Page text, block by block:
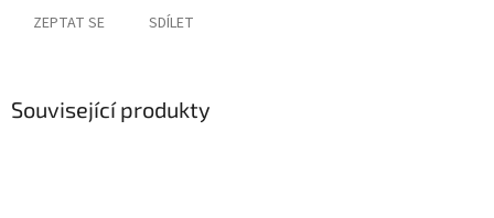
ZEPTAT SE SDÍLET
Související produkty